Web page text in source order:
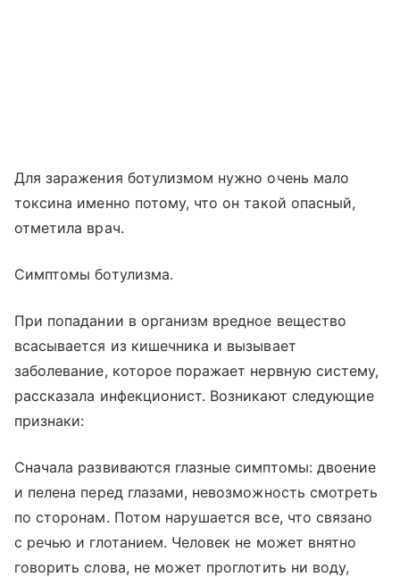
Для заражения ботулизмом нужно очень мало
токсина именно потому, что он такой опасный,
отметила врач.
Симптомы ботулизма.
При попадании в организм вредное вещество
всасывается из кишечника и вызывает
заболевание, которое поражает нервную систему,
рассказала инфекционист. Возникают следующие
признаки:
Сначала развиваются глазные симптомы: двоение
и пелена перед глазами, невозможность смотреть
по сторонам. Потом нарушается все, что связано
с речью и глотанием. Человек не может внятно
говорить слова, не может проглотить ни воду,